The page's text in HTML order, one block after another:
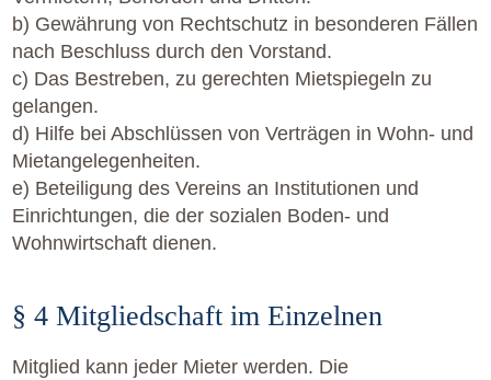
b) Gewährung von Rechtschutz in besonderen Fällen
nach Beschluss durch den Vorstand.
c) Das Bestreben, zu gerechten Mietspiegeln zu
gelangen.
d) Hilfe bei Abschlüssen von Verträgen in Wohn- und
Mietangelegenheiten.
e) Beteiligung des Vereins an Institutionen und
Einrichtungen, die der sozialen Boden- und
Wohnwirtschaft dienen.
§ 4 Mitgliedschaft im Einzelnen
Mitglied kann jeder Mieter werden. Die